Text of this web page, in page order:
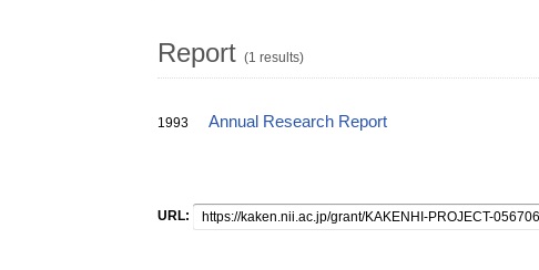
Report (1 results)
1993 Annual Research Report
URL: